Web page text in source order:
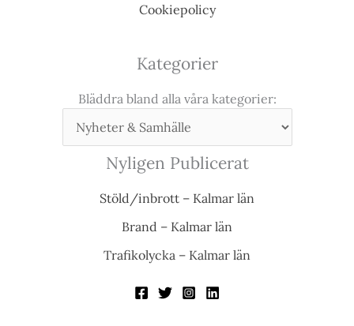
Cookiepolicy
Kategorier
Bläddra bland alla våra kategorier:
Nyligen Publicerat
Stöld/inbrott – Kalmar län
Brand – Kalmar län
Trafikolycka – Kalmar län